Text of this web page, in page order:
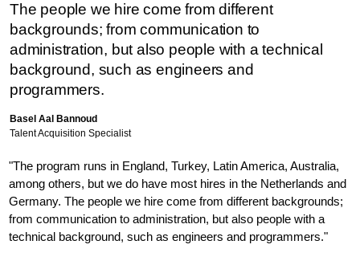
The people we hire come from different
backgrounds; from communication to
administration, but also people with a technical
background, such as engineers and
programmers.
Basel Aal Bannoud
Talent Acquisition Specialist
"The program runs in England, Turkey, Latin America, Australia,
among others, but we do have most hires in the Netherlands and
Germany. The people we hire come from different backgrounds;
from communication to administration, but also people with a
technical background, such as engineers and programmers."